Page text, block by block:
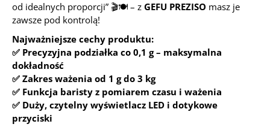
od idealnych proporcji” 🎬🍽️ – z GEFU PREZISO masz je
zawsze pod kontrolą!
Najważniejsze cechy produktu:
✅ Precyzyjna podziałka co 0,1 g – maksymalna
dokładność
✅ Zakres ważenia od 1 g do 3 kg
✅ Funkcja baristy z pomiarem czasu i ważenia
✅ Duży, czytelny wyświetlacz LED i dotykowe
przyciski